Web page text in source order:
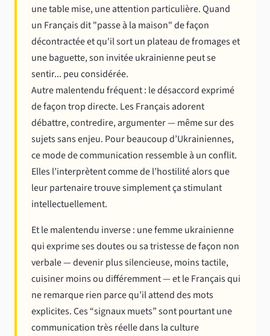
une table mise, une attention particulière. Quand
un Français dit "passe à la maison" de façon
décontractée et qu'il sort un plateau de fromages et
une baguette, son invitée ukrainienne peut se
sentir... peu considérée.
Autre malentendu fréquent : le désaccord exprimé
de façon trop directe. Les Français adorent
débattre, contredire, argumenter — même sur des
sujets sans enjeu. Pour beaucoup d’Ukrainiennes,
ce mode de communication ressemble à un conflit.
Elles l’interprètent comme de l’hostilité alors que
leur partenaire trouve simplement ça stimulant
intellectuellement.
Et le malentendu inverse : une femme ukrainienne
qui exprime ses doutes ou sa tristesse de façon non
verbale — devenir plus silencieuse, moins tactile,
cuisiner moins ou différemment — et le Français qui
ne remarque rien parce qu’il attend des mots
explicites. Ces “signaux muets” sont pourtant une
communication très réelle dans la culture